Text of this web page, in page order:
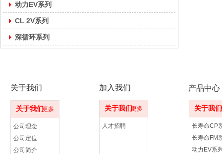
动力EV系列
CL 2V系列
深循环系列
关于我们更多
公司理念
公司定位
公司简介
关于我们更多
人才招聘
关于我们
长寿命CP
长寿命FM
动力EV系
关于我们 加入我们 产品中心